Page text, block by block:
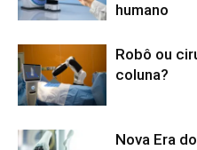
humano
Robô ou
coluna?
Nova Era